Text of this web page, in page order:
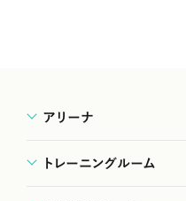
アリーナ
トレーニングルーム